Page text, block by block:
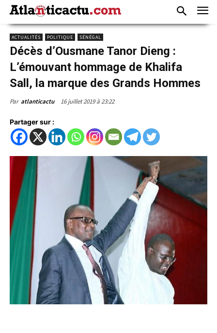
ACTUALITÉS POLITIQUE SÉNÉGAL
Décès d’Ousmane Tanor Dieng :
L’émouvant hommage de Khalifa
Sall, la marque des Grands Hommes
Par atlanticactu 16 juillet 2019 à 23:22
Partager sur :